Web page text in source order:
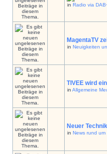
in Radio via
MagentaTV
in Neuigkeiten
TIVEE wird
in Allgemeine
Neuer
in News rund